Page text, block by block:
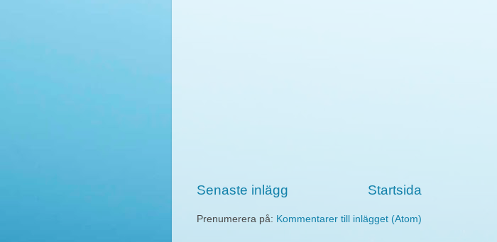
Senaste inlägg Startsida
Prenumerera på: Kommentarer till inlägget (Atom)